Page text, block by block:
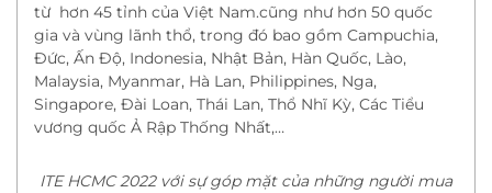
từ hơn 45 tỉnh của Việt Nam.cũng như hơn 50 quốc
gia và vùng lãnh thổ, trong đó bao gồm Campuchia,
Đức, Ấn Độ, Indonesia, Nhật Bản, Hàn Quốc, Lào,
Malaysia, Myanmar, Hà Lan, Philippines, Nga,
Singapore, Đài Loan, Thái Lan, Thổ Nhĩ Kỳ, Các Tiểu
vương quốc Ả Rập Thống Nhất,…
ITE HCMC 2022 với sự góp mặt của những người mua